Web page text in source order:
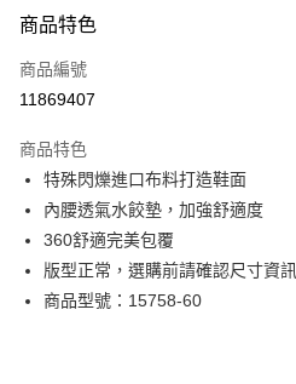
Apple Pay
街口支付
Google Pay
全盈+PAY
大哥付你分期
相關說明
【大哥付你分期使用說明】
商品特色
商品編號
11869407
商品特色
特殊閃爍進口布料打造鞋面
內腰透氣水餃墊，加強舒適度
360舒適完美包覆
版型正常，選購前請確認尺寸資訊
商品型號：15758-60